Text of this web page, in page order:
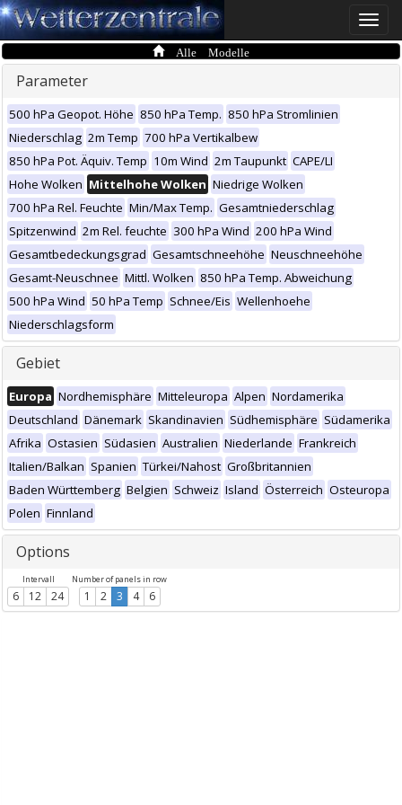
Toggle
Alle Modelle
Parameter
500 hPa Geopot. Höhe 850 hPa Temp. 850 hPa Stromlinien
Niederschlag 2m Temp 700 hPa Vertikalbew
850 hPa Pot. Äquiv. Temp 10m Wind 2m Taupunkt CAPE/LI
Hohe Wolken Mittelhohe Wolken Niedrige Wolken
700 hPa Rel. Feuchte Min/Max Temp. Gesamtniederschlag
Spitzenwind 2m Rel. feuchte 300 hPa Wind 200 hPa Wind
Gesamtbedeckungsgrad Gesamtschneehöhe Neuschneehöhe
Gesamt-Neuschnee Mittl. Wolken 850 hPa Temp. Abweichung
500 hPa Wind 50 hPa Temp Schnee/Eis Wellenhoehe
Niederschlagsform
Gebiet
Europa Nordhemisphäre Mitteleuropa Alpen Nordamerika
Deutschland Dänemark Skandinavien Südhemisphäre Südamerika
Afrika Ostasien Südasien Australien Niederlande Frankreich
Italien/Balkan Spanien Türkei/Nahost Großbritannien
Baden Württemberg Belgien Schweiz Island Österreich Osteuropa
Polen Finnland
Options
Intervall
6 12 24
Number of panels in row
1 2 3 4 6